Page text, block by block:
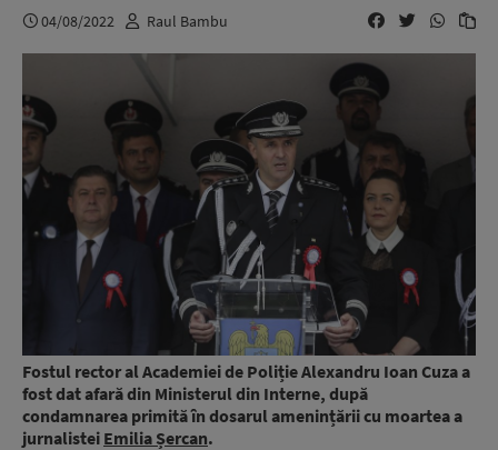
04/08/2022 Raul Bambu
Fostul rector al Academiei de Poliție Alexandru Ioan Cuza a
fost dat afară din Ministerul din Interne, după
condamnarea primită în dosarul amenințării cu moartea a
jurnalistei Emilia Șercan.